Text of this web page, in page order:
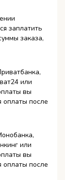
заплатить
заказа,
или
вы
оплаты после
или
вы
оплаты после